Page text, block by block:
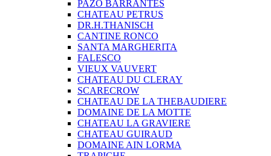
PAZO BARRANTES
CHATEAU PETRUS
DR.H.THANISCH
CANTINE RONCO
SANTA MARGHERITA
FALESCO
VIEUX VAUVERT
CHATEAU DU CLERAY
SCARECROW
CHATEAU DE LA THEBAUDIERE
DOMAINE DE LA MOTTE
CHATEAU LA GRAVIERE
CHATEAU GUIRAUD
DOMAINE AIN LORMA